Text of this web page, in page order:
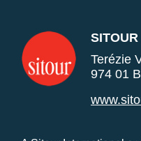
Terézie
974 01